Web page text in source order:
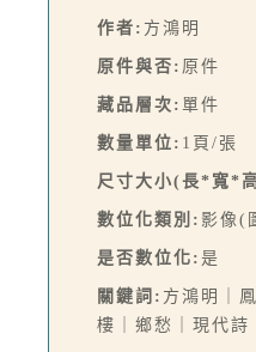
作者: 方鴻明
原件與否: 原件
藏品層次: 單件
數量單位: 1頁/張
尺寸大小(長*寬*
數位化類別: 影像(
是否數位化: 是
關鍵詞: 方鴻明｜
樓｜鄉愁｜現代詩